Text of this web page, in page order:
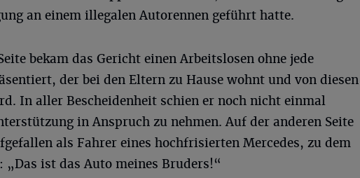
an einem illegalen Autorennen geführt hatte.
bekam das Gericht einen Arbeitslosen ohne jede
der bei den Eltern zu Hause wohnt und von diesen
In aller Bescheidenheit schien er noch nicht einmal
in Anspruch zu nehmen. Auf der anderen Seite
als Fahrer eines hochfrisierten Mercedes, zu dem
„Das ist das Auto meines Bruders!“